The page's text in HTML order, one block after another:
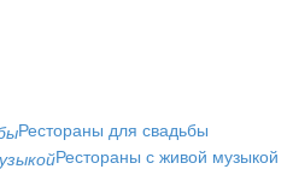
Рестораны для свадьбы
Рестораны с живой музыкой